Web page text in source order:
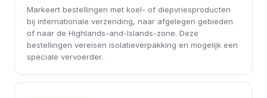
Markeert bestellingen met koel- of diepvriesproducten
bij internationale verzending, naar afgelegen gebieden
of naar de Highlands-and-Islands-zone. Deze
bestellingen vereisen isolatieverpakking en mogelijk een
speciale vervoerder.